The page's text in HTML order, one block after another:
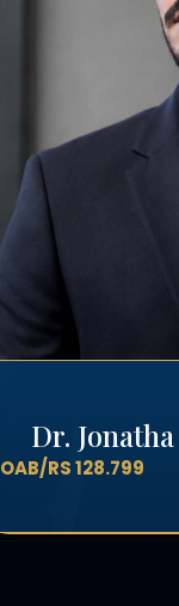
Dr.
OAB/RS 128.799